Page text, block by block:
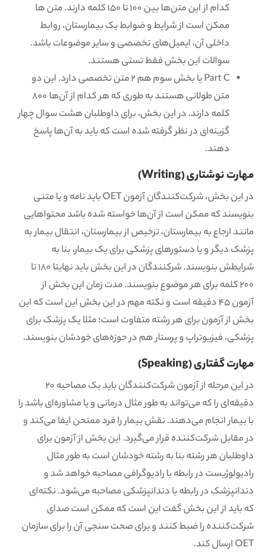
کدام از این متن‌ها بین ۱۰۰ تا ۱۵۰ کلمه دارند. متن ها
ممکن است از شرایط و ضوابط یک بیمارستان، روابط
داخلی آن، ایمیل‌های تخصصی و سایر موضوعات باشد.
سوالات این بخش فقط تستی هستند.
Part C یا بخش سوم هم ۲ متن تخصصی دارد. این دو
متن طولانی هستند به طوری که هر کدام از آن‌ها ۸۰۰
کلمه دارند. در این بخش، برای داوطلبان هشت سوال چهار
گزینه‌ای در نظر گرفته شده است که باید به آن‌ها پاسخ
دهند.
مهارت نوشتاری (Writing)
در این بخش، شرکت‌کنندگان آزمون OET باید نامه و یا متنی
بنویسند که ممکن است از آن‌ها خواسته شده باشد محتوا‌هایی
مانند ارجاع به بیمارستان، ترخیص از بیمارستان، انتقال بیمار به
پزشک دیگر و یا دستورهای پزشکی برای یک بیمار، بنا به
شرایطش بنویسند. شرکنندگان در این بخش باید نهایتا 180 تا
200 کلمه برای هر موضوع بنویسند. مدت زمان این بخش از
آزمون 45 دقیقه است و نکته مهم در این بخش این است که این
بخش از آزمون برای هر رشته متفاوت است؛ مثلا یک پزشک برای
پزشکی، فیزیوتراپ و پرستار هم در حوزه‌های خودشان بنویسند.
مهارت گفتاری (Speaking)
در این مرحله از آزمون شرکت‌کنندگان باید یک مصاحبه 20
دقیقه‌ای را که می‌تواند به طور مثال درمانی و یا مشاوره‌ای باشد را
با بیمار انجام ‌می‌دهند. نقش بیمار را فرد ممتحن ایفا می‌کند و
در مقابل شرکت‌کننده قرار می‌گیرد. این بخش از آزمون برای
داوطلبان هر رشته بنا به رشته خودشان است به طور مثال
رادیولوژیست در رابطه با رادیوگرافی مصاحبه خواهد شد و
دندانپزشک در رابطه با دندانپزشکی مصاحبه می‌شود. نکته‌ای
که باید از این بخش گفت این است که ممکن است صدای
شرکت‌کننده را ضبط کنند و برای صحت سنجی آن را برای سازمان
OET ارسال کند.